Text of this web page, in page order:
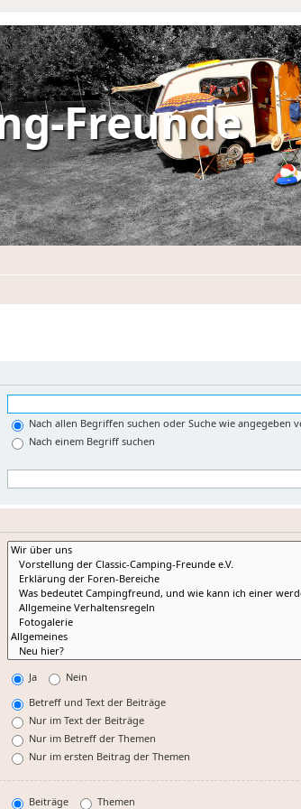
Freunde
Nach allen Begriffen suchen oder Suche wie angegeben
Nach einem Begriff suchen
Ja
Nein
Betreff und Text der Beiträge
Nur im Text der Beiträge
Nur im Betreff der Themen
Nur im ersten Beitrag der Themen
Beiträge Themen